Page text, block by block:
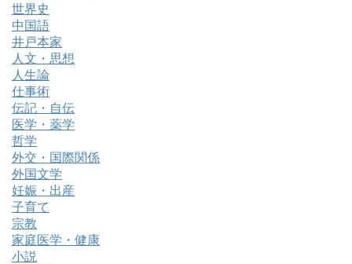
世界史
中国語
井戸本家
人文・思想
人生論
仕事術
伝記・自伝
医学・薬学
哲学
外交・国際関係
外国文学
妊娠・出産
子育て
宗教
家庭医学・健康
小説